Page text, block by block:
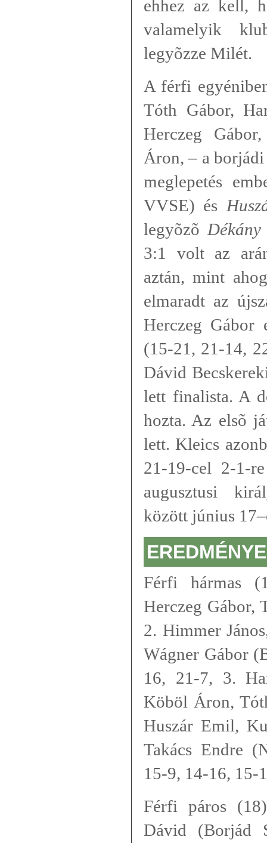
ehhez az kell,
valamelyik
legyõzze Milét.
A férfi
Tóth Gábor,
Herczeg
Áron, – a
meglepetés
VVSE) és
legyõzõ
3:1 volt az
aztán, mint
elmaradt az
Herczeg Gábor
(15-21, 21-14,
Dávid
lett finalista. A
hozta. Az elsõ
lett. Kleics
21-19-cel 2-1-
augusztusi
között június
Férfi hármas
Herczeg Gábor,
2. Himmer
Wágner Gábor
16, 21-7, 3.
Köböl Áron,
Huszár Emil,
Takács Endre
15-9, 14-16, 15-
Férfi páros
Dávid (Borjád